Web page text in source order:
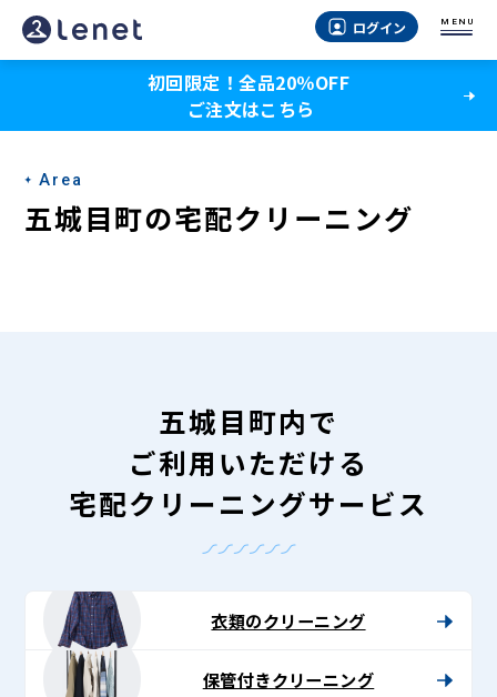
五
城
町
の
宅
ログイン MENU
初回限定！全品20％OFF
ご注文はこちら
Area
五城目町の宅配クリーニング
五城目町内で
ご利用いただける
宅配クリーニングサービス
衣類のクリーニング
保管付きクリーニング